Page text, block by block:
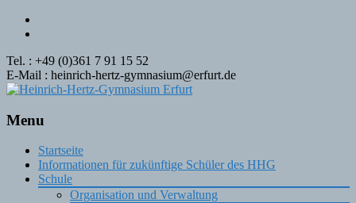
Tel. : +49 (0)361 7 91 15 52
E-Mail : heinrich-hertz-gymnasium@erfurt.de
Menu
Skip
content
Startseite
Informationen für zukünftige Schüler des HHG
Schule
Organisation und Verwaltung